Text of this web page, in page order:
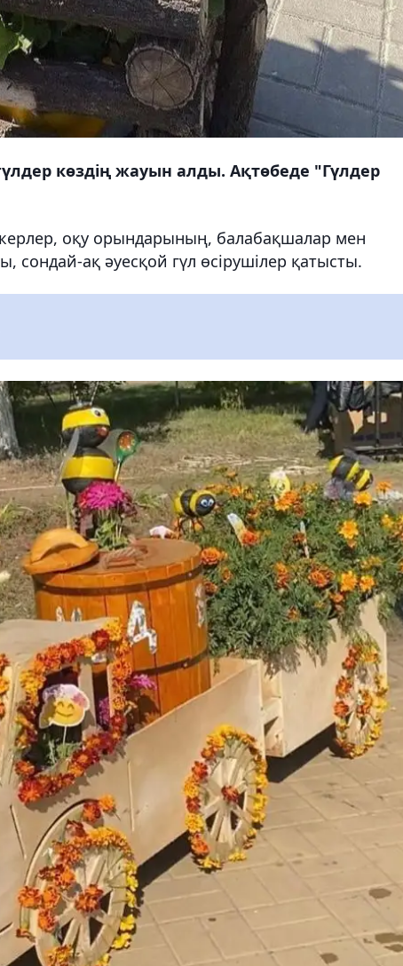
көздің жауын алды. Ақтөбеде "Гүлдер
оқу орындарының, балабақшалар мен
ақ әуесқой гүл өсірушілер қатысты.